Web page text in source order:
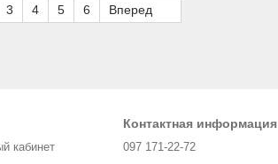
3 4 5 6 Вперед
кабинет
Контактная информация
097 171-22-72